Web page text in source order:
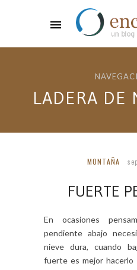
LADERA DE
MONTAÑA
FUERTE
En ocasiones
pendiente abajo
nieve dura, cuando
fuerte es mejor hacerlo